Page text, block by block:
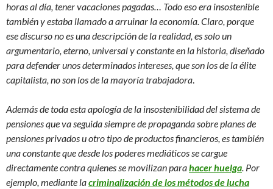
horas al día, tener vacaciones pagadas… Todo eso era insostenible
también y estaba llamado a arruinar la economía. Claro, porque
ese discurso no es una descripción de la realidad, es solo un
argumentario, eterno, universal y constante en la historia, diseñado
para defender unos determinados intereses, que son los de la élite
capitalista, no son los de la mayoría trabajadora.
Además de toda esta apología de la insostenibilidad del sistema de
pensiones que va seguida siempre de propaganda sobre planes de
pensiones privados u otro tipo de productos financieros, es también
una constante que desde los poderes mediáticos se cargue
directamente contra quienes se movilizan parahacer huelga. Por
ejemplo, mediante lacriminalización de los métodos de lucha